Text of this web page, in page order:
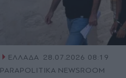
ΕΛΛΑΔΑ 28.07.2026 08:19
PARAPOLITIKA NEWSROOM